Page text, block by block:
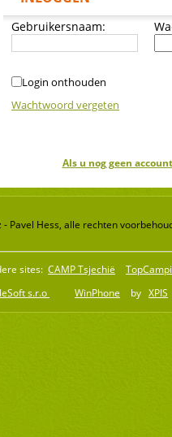
Gebruikersnaam:
Login onthouden
Wachtwoord vergeten
Als u nog geen
Pavel Hess, alle rechten
sites: CAMP Tsjechië
s.r.o WinPhone by XPIS